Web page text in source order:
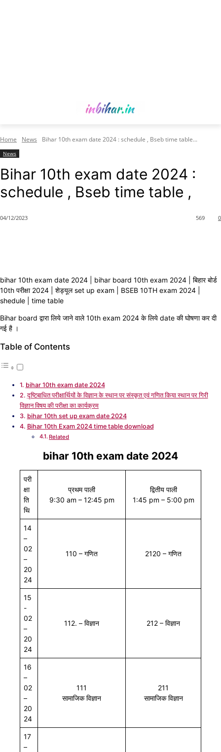
Home News Bihar 10th exam date 2024 : schedule , Bseb time table...
News
Bihar 10th exam date 2024 :
schedule , Bseb time table ,
04/12/2023 0
569
bihar 10th exam date 2024 | bihar board 10th exam 2024 | बिहार बोर्ड
10th परीक्षा 2024 | शेड्यूल set up exam | BSEB 10TH exam 2024 |
shedule | time table
Bihar board द्वारा लिये जाने वाले 10th exam 2024 के लिये date की घोषणा कर दी
गई है ।
Table of Contents
bihar 10th exam date 2024
दृष्टिबाधित परीक्षार्थियों के विज्ञान के स्थान पर संस्कृत एवं गणित किया स्थान पर गिरी
विज्ञान विषय की परीक्षा का कार्यक्रम
bihar 10th set up exam date 2024
Bihar 10th Exam 2024 time table download
Related
bihar 10th exam date 2024
परी
क्षा
ति
थि
प्रथम पाली
9:30 am – 12:45 pm
द्वितीय पाली
1:45 pm – 5:00 pm
14
–
02
–
20
24
110 – गणित 2120 – गणित
15
-
02
–
20
24
112. – विज्ञान 212 – विज्ञान
16
–
02
–
20
24
111
सामाजिक विज्ञान
211
सामाजिक विज्ञान
17
–